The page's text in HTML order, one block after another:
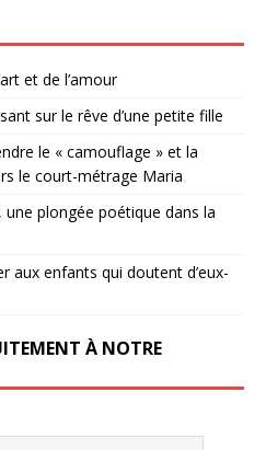
et de l’amour
sur le rêve d’une petite fille
le « camouflage » et la
le court-métrage Maria
plongée poétique dans la
aux enfants qui doutent d’eux-
À NOTRE